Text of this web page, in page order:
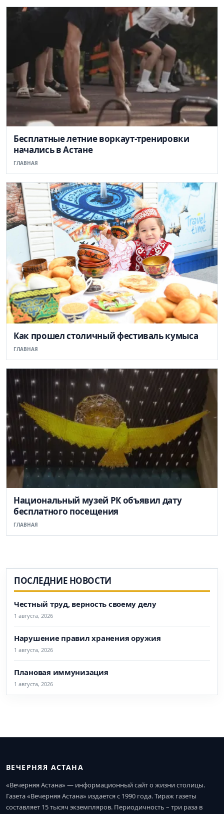
Бесплатные летние воркаут-тренировки
начались в Астане
ГЛАВНАЯ
Как прошел столичный фестиваль кумыса
ГЛАВНАЯ
Национальный музей РК объявил дату
бесплатного посещения
ГЛАВНАЯ
ПОСЛЕДНИЕ НОВОСТИ
Честный труд, верность своему делу
1 августа, 2026
Нарушение правил хранения оружия
1 августа, 2026
Плановая иммунизация
1 августа, 2026
ВЕЧЕРНЯЯ АСТАНА
«Вечерняя Астана» — информационный сайт о жизни столицы.
Газета «Вечерняя Астана» издается с 1990 года. Тираж газеты
составляет 15 тысяч экземпляров. Периодичность – три раза в